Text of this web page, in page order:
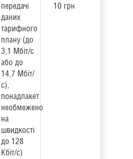
передачі
даних
тарифного
плану (до
3,1 Мбіт/с
або до
14,7 Мбіт/
с),
понадпакет
необмежено
на
швидкості
до 128
Кбіт/с)
10 грн